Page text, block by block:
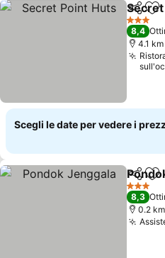
3 Stelle
8,4
4.1
Scegli le date per vedere i
3 Stelle
8,3
0.2